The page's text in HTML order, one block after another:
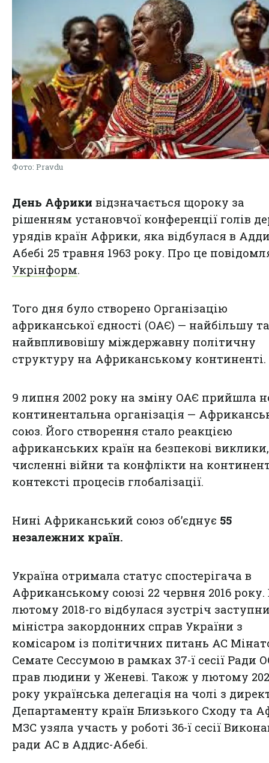
Фото: Pravdu
День Африки відзначається щороку за
рішенням установчої конференції голів
урядів країн Африки, яка відбулася в
Абебі 25 травня 1963 року. Про це
Укрінформ.
Того дня було створено Організацію
африканської єдності (ОАЄ) — найбільшу та
найвпливовішу міждержавну політичну
структуру на Африканському континенті.
9 липня 2002 року на зміну ОАЄ прийшла
континентальна організація —
союз. Його створення стало реакцією
африканських країн на безпекові виклики,
численні війни та конфлікти на
контексті процесів глобалізації.
Нині Африканський союз об’єднує 55
незалежних країн.
Україна отримала статус спостерігача в
Африканському союзі 22 червня 2016 року.
лютому 2018-го відбулася зустріч
міністра закордонних справ України з
комісаром із політичних питань АС
Семате Сессумою в рамках 37-ї сесії Ради
прав людини у Женеві. Також у лютому
року українська делегація на чолі з
Департаменту країн Близького Сходу та
МЗС узяла участь у роботі 36-ї сесії
ради АС в Аддис-Абебі.